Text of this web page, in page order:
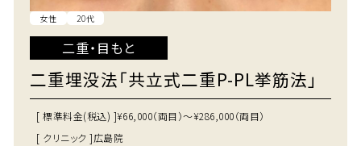
女性 20代
二重・目もと
二重埋没法「共立式二重P-PL挙筋法」
[ 標準料金(税込) ]¥66,000（両目）～¥286,000（両目）
[ クリニック ]広島院